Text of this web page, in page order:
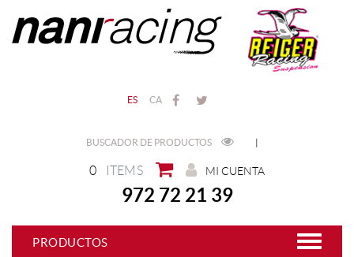
ES CA
BUSCADOR DE PRODUCTOS |
0 ITEMS MI CUENTA
972 72 21 39
PRODUCTOS